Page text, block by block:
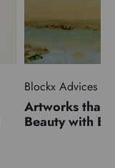
Blockx Advices
Artworks that
Beauty with